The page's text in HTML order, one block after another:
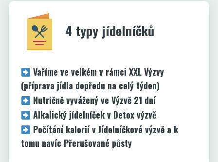
4 typy jídelníčků
Vaříme ve velkém v rámci XXL Výzvy
(příprava jídla dopředu na celý týden)
Nutričně vyvážený ve Výzvě 21 dní
Alkalický jídelníček v Detox výzvě
Počítání kalorií v Jídelníčkové výzvě a k
tomu navíc Přerušované půsty